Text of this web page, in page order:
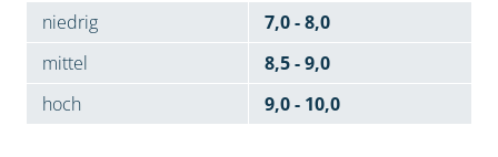
niedrig
7,0 - 8,0
mittel
8,5 - 9,0
hoch
9,0 - 10,0